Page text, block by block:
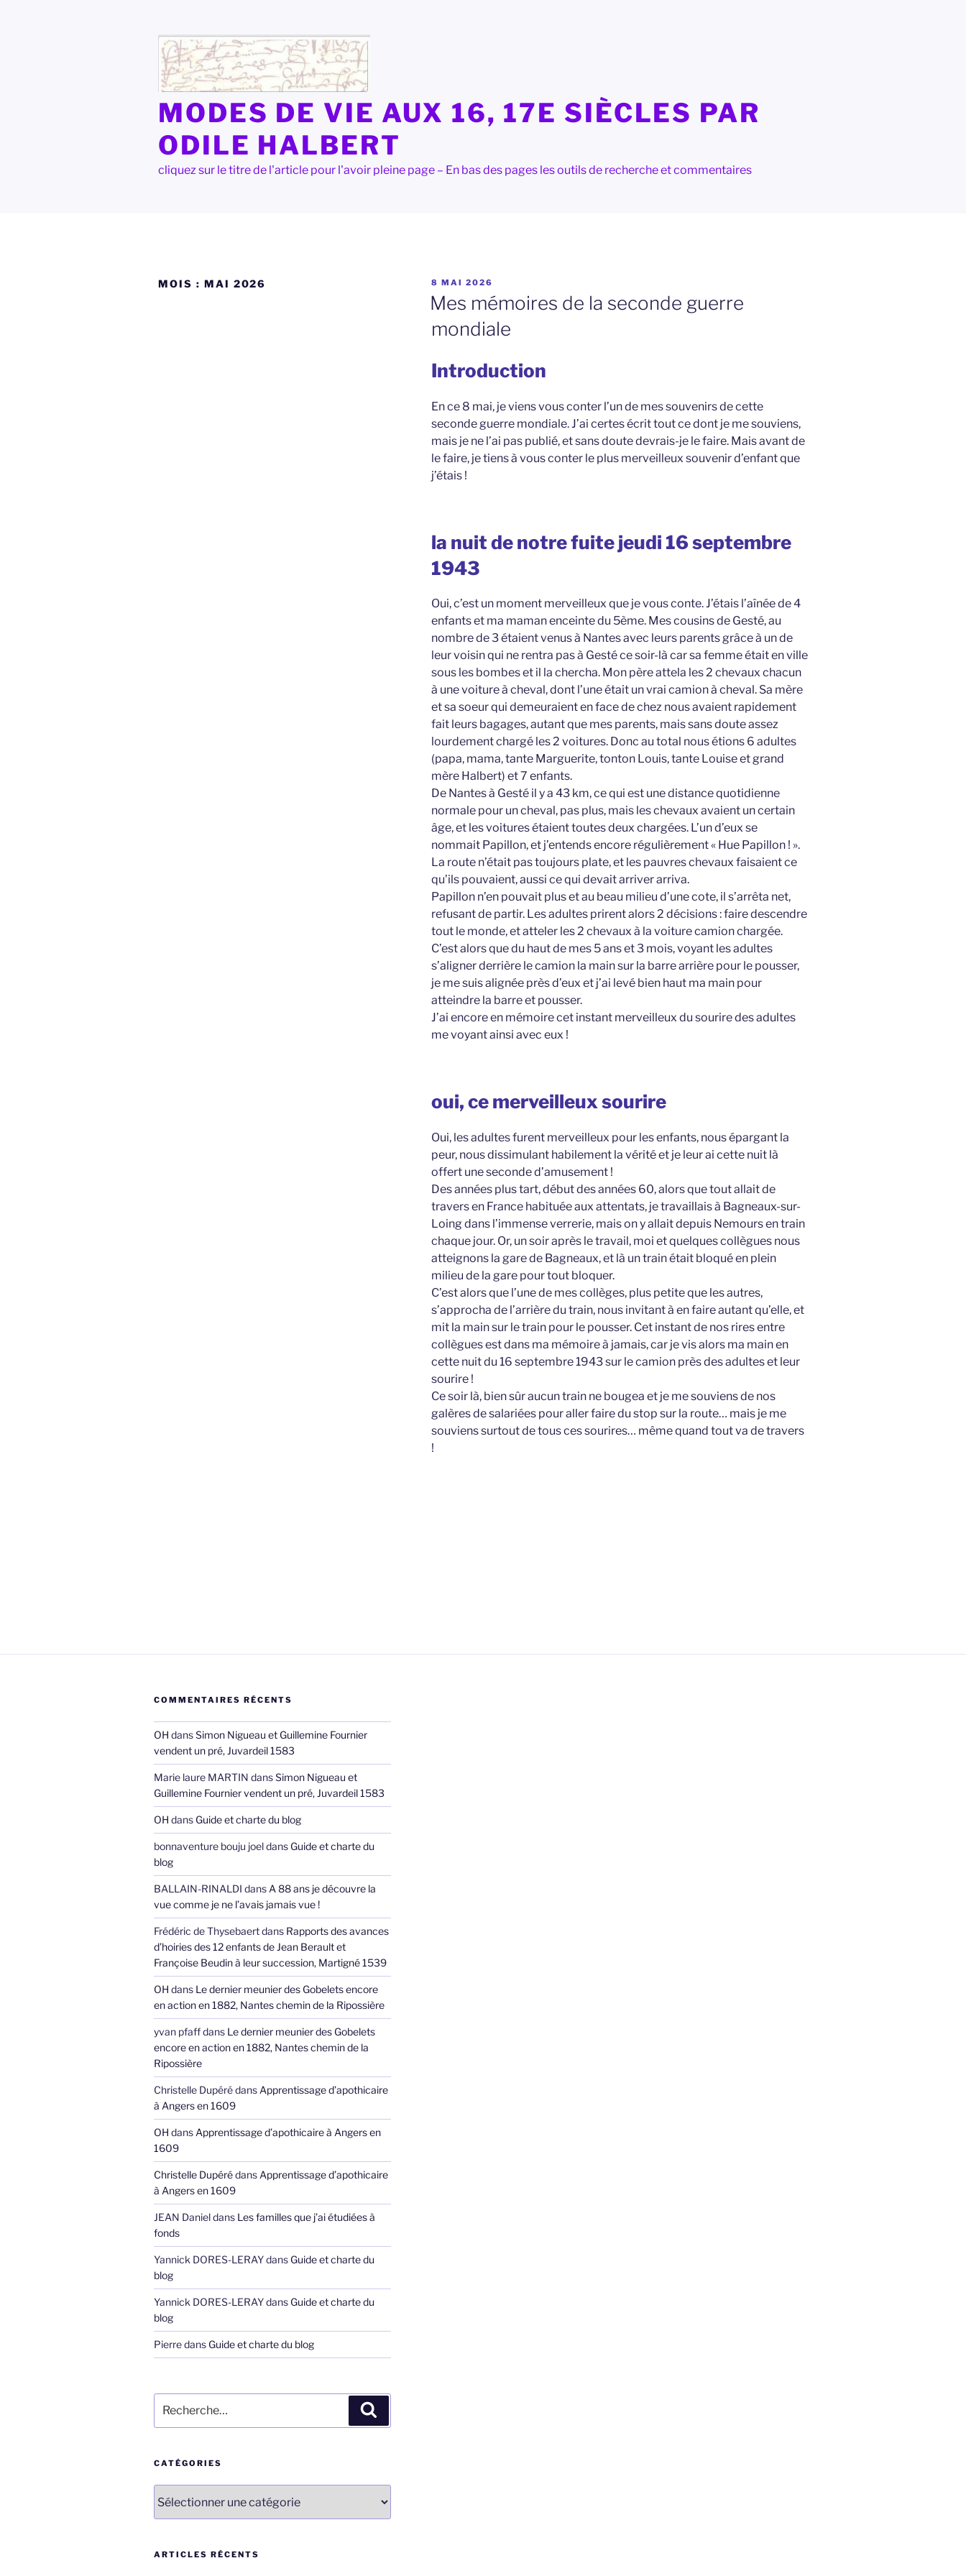
MODES DE VIE AUX 16, 17E SIÈCLES PAR
ODILE HALBERT
cliquez sur le titre de l'article pour l'avoir pleine page – En bas des pages les outils de recherche et commentaires
MOIS : MAI 2026
PUBLIÉ
LE
8 MAI 2026
Mes mémoires de la seconde guerre
mondiale
Introduction
En ce 8 mai, je viens vous conter l’un de mes souvenirs de cette
seconde guerre mondiale. J’ai certes écrit tout ce dont je me souviens,
mais je ne l’ai pas publié, et sans doute devrais-je le faire. Mais avant de
le faire, je tiens à vous conter le plus merveilleux souvenir d’enfant que
j’étais !
la nuit de notre fuite jeudi 16 septembre
1943
Oui, c’est un moment merveilleux que je vous conte. J’étais l’aînée de 4
enfants et ma maman enceinte du 5ème. Mes cousins de Gesté, au
nombre de 3 étaient venus à Nantes avec leurs parents grâce à un de
leur voisin qui ne rentra pas à Gesté ce soir-là car sa femme était en ville
sous les bombes et il la chercha. Mon père attela les 2 chevaux chacun
à une voiture à cheval, dont l’une était un vrai camion à cheval. Sa mère
et sa soeur qui demeuraient en face de chez nous avaient rapidement
fait leurs bagages, autant que mes parents, mais sans doute assez
lourdement chargé les 2 voitures. Donc au total nous étions 6 adultes
(papa, mama, tante Marguerite, tonton Louis, tante Louise et grand
mère Halbert) et 7 enfants.
De Nantes à Gesté il y a 43 km, ce qui est une distance quotidienne
normale pour un cheval, pas plus, mais les chevaux avaient un certain
âge, et les voitures étaient toutes deux chargées. L’un d’eux se
nommait Papillon, et j’entends encore régulièrement « Hue Papillon ! ».
La route n’était pas toujours plate, et les pauvres chevaux faisaient ce
qu’ils pouvaient, aussi ce qui devait arriver arriva.
Papillon n’en pouvait plus et au beau milieu d’une cote, il s’arrêta net,
refusant de partir. Les adultes prirent alors 2 décisions : faire descendre
tout le monde, et atteler les 2 chevaux à la voiture camion chargée.
C’est alors que du haut de mes 5 ans et 3 mois, voyant les adultes
s’aligner derrière le camion la main sur la barre arrière pour le pousser,
je me suis alignée près d’eux et j’ai levé bien haut ma main pour
atteindre la barre et pousser.
J’ai encore en mémoire cet instant merveilleux du sourire des adultes
me voyant ainsi avec eux !
oui, ce merveilleux sourire
Oui, les adultes furent merveilleux pour les enfants, nous épargant la
peur, nous dissimulant habilement la vérité et je leur ai cette nuit là
offert une seconde d’amusement !
Des années plus tart, début des années 60, alors que tout allait de
travers en France habituée aux attentats, je travaillais à Bagneaux-sur-
Loing dans l’immense verrerie, mais on y allait depuis Nemours en train
chaque jour. Or, un soir après le travail, moi et quelques collègues nous
atteignons la gare de Bagneaux, et là un train était bloqué en plein
milieu de la gare pour tout bloquer.
C’est alors que l’une de mes collèges, plus petite que les autres,
s’approcha de l’arrière du train, nous invitant à en faire autant qu’elle, et
mit la main sur le train pour le pousser. Cet instant de nos rires entre
collègues est dans ma mémoire à jamais, car je vis alors ma main en
cette nuit du 16 septembre 1943 sur le camion près des adultes et leur
sourire !
Ce soir là, bien sûr aucun train ne bougea et je me souviens de nos
galères de salariées pour aller faire du stop sur la route… mais je me
souviens surtout de tous ces sourires… même quand tout va de travers
!
COMMENTAIRES RÉCENTS
OH dansSimon Nigueau et Guillemine Fournier
vendent un pré, Juvardeil 1583
Marie laure MARTIN dansSimon Nigueau et
Guillemine Fournier vendent un pré, Juvardeil 1583
OH dans Guide et charte du blog
bonnaventure bouju joeldans Guide et charte du
blog
BALLAIN-RINALDI dans A 88 ans je découvre la
vue comme je ne l’avais jamais vue !
Frédéric de Thysebaertdans Rapports des avances
d’hoiries des 12 enfants de Jean Berault et
Françoise Beudin à leur succession, Martigné 1539
OH dans Le dernier meunier des Gobelets encore
en action en 1882, Nantes chemin de la Ripossière
yvan pfaffdans Le dernier meunier des Gobelets
encore en action en 1882, Nantes chemin de la
Ripossière
Christelle Dupérédans Apprentissage d’apothicaire
à Angers en 1609
OH dans Apprentissage d’apothicaire à Angers en
1609
Christelle Dupérédans Apprentissage d’apothicaire
à Angers en 1609
JEAN Danieldans Les familles que j’ai étudiées à
fonds
Yannick DORES-LERAYdans Guide et charte du
blog
Yannick DORES-LERAYdans Guide et charte du
blog
Pierredans Guide et charte du blog
pour
:
CATÉGORIES
ARTICLES RÉCENTS